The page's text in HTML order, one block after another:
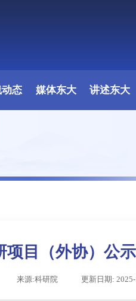
态 媒体东大 讲述东大
项目（外协）公示
来源:科研院 更新日期: